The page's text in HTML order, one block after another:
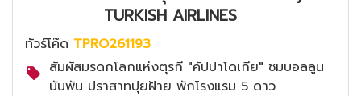
TURKISH AIRLINES
ทัวร์โค๊ด TPRO261193
สัมผัสมรดกโลกแห่งตุรกี "คัปปาโดเกีย" ชมบอลลูน
นับพัน ปราสาทปุยฝ้าย พักโรงแรม 5 ดาว